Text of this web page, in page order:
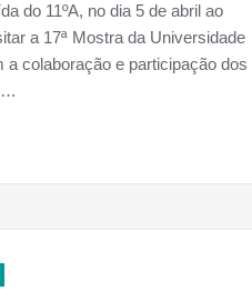
do 11ºA, no dia 5 de abril ao
a 17ª Mostra da Universidade
a colaboração e participação dos